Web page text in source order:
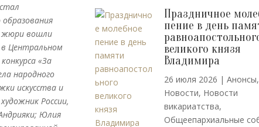
жюри вошли
Центральном
«За
народного
искусства и
России,
Юлия
Праздничное
пение в день
великого князя
Владимира
26 июля 2026 | Анонсы,
Новости, Новости
викариатства,
Общеепархиальные